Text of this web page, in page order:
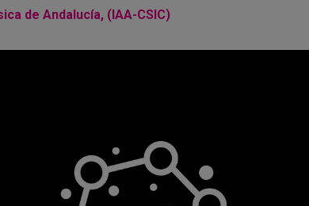
de Andalucía, (IAA-CSIC)